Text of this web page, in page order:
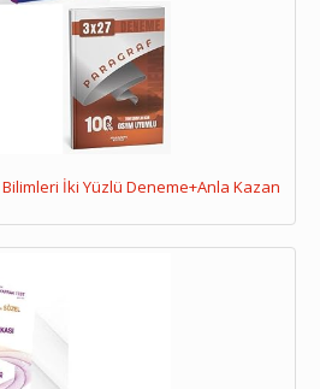
Bilimleri İki Yüzlü Deneme+Anla Kazan